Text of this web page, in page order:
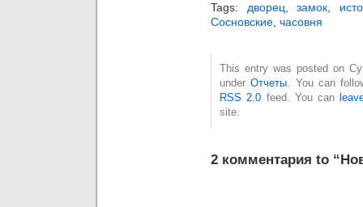
Tags: дворец,замок,
Сосновские, часовня
This entry was posted on
underОтчеты. You can
RSS 2.0 feed. You can
site.
2 комментария to